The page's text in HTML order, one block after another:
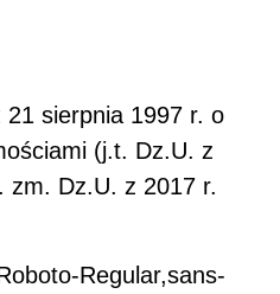
sierpnia 1997 r. o
(j.t. Dz.U. z
zm. Dz.U. z 2017 r.
Regular,sans-